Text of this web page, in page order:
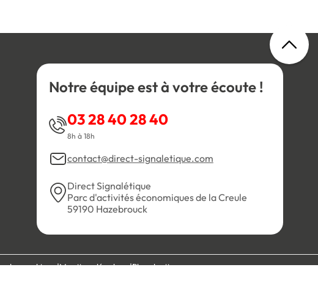
Notre équipe est à votre écoute !
03 28 40 28 40
8h à 18h
contact@direct-signaletique.com
Direct Signalétique
Parc d'activités économiques de la Creule
59190 Hazebrouck
des cookies Mentions légales Plan du site